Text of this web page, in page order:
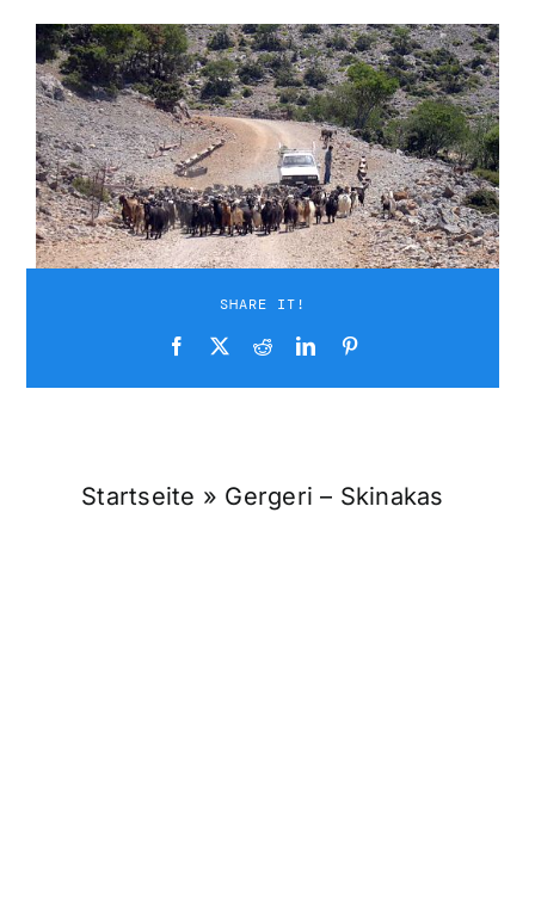
Suche
nach:
Mein
SHARE IT!
Startseite » Gergeri – Skinakas